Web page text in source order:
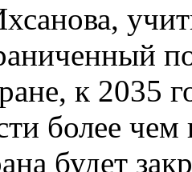
к 2035
более
будет